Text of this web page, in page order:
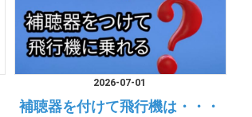
2026-07-01
補聴器を付けて飛行機は・・・